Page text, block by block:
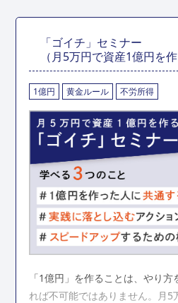
「ゴイチ」セミナー
（月5万円で資産1億円を作
1億円 黄金ルール 不労所得
「1億円」を作ることは、やり
れば不可能ではありません。月5